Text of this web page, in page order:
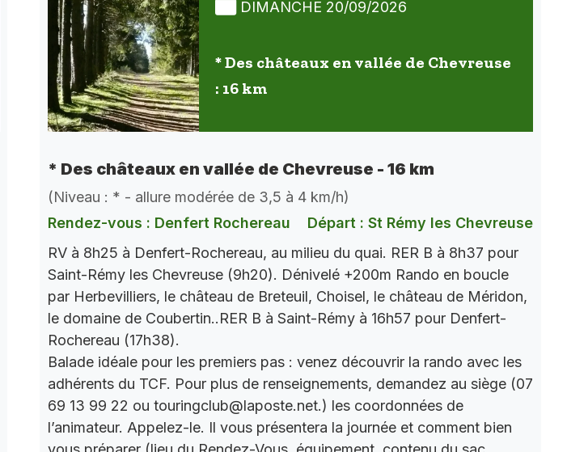
DIMANCHE 20/09/2026
* Des châteaux en vallée de Chevreuse
: 16 km
* Des châteaux en vallée de Chevreuse - 16 km
(Niveau : * - allure modérée de 3,5 à 4 km/h)
Rendez-vous : Denfert Rochereau
Départ : St Rémy les Chevreuse
RV à 8h25 à Denfert-Rochereau, au milieu du quai. RER B à 8h37 pour
Saint-Rémy les Chevreuse (9h20). Dénivelé +200m Rando en boucle
par Herbevilliers, le château de Breteuil, Choisel, le château de Méridon,
le domaine de Coubertin..RER B à Saint-Rémy à 16h57 pour Denfert-
Rochereau (17h38).
Balade idéale pour les premiers pas : venez découvrir la rando avec les
adhérents du TCF. Pour plus de renseignements, demandez au siège (07
69 13 99 22 ou touringclub@laposte.net.) les coordonnées de
l’animateur. Appelez-le. Il vous présentera la journée et comment bien